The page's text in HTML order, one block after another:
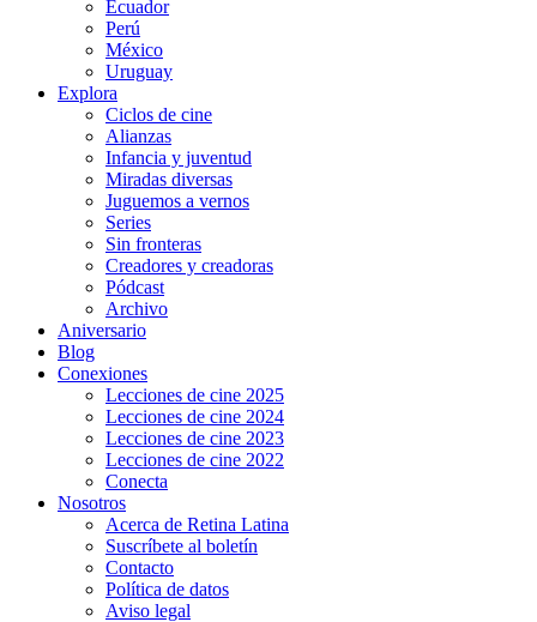
Ecuador
Perú
México
Uruguay
Explora
Ciclos de cine
Alianzas
Infancia y juventud
Miradas diversas
Juguemos a vernos
Series
Sin fronteras
Creadores y creadoras
Pódcast
Archivo
Aniversario
Blog
Conexiones
Lecciones de cine 2025
Lecciones de cine 2024
Lecciones de cine 2023
Lecciones de cine 2022
Conecta
Nosotros
Acerca de Retina Latina
Suscríbete al boletín
Contacto
Política de datos
Aviso legal